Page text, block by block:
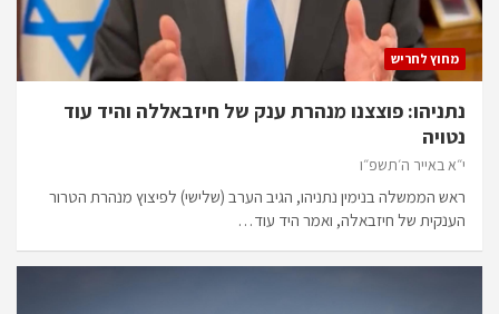
מחוץ לחריש
נתניהו: פוצצנו מנהרת ענק של חיזבאללה והיד עוד
נטויה
י״א באייר ה׳תשפ״ו
ראש הממשלה בנימין נתניהו, הגיב הערב (שלישי) לפיצוץ מנהרת הטרור
הענקית של חיזבאלה, ואמר היד עוד…